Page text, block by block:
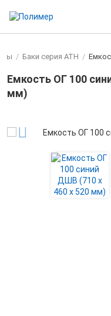
/ Баки серия ATH /
Емкость ОГ 100
мм)